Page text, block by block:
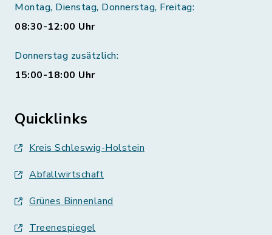
Montag, Dienstag, Donnerstag, Freitag:
08:30-12:00 Uhr
Donnerstag zusätzlich:
15:00-18:00 Uhr
Quicklinks
Kreis Schleswig-Holstein
Abfallwirtschaft
Grünes Binnenland
Treenespiegel